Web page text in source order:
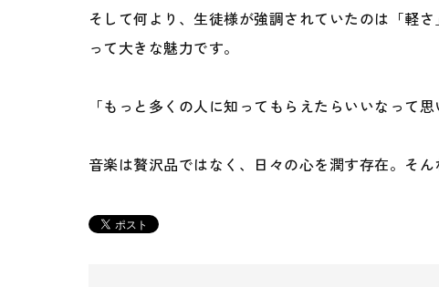
そして何より、生徒様が強調されていたのは「軽
って大きな魅力です。
「もっと多くの人に知ってもらえたらいいなって
音楽は贅沢品ではなく、日々の心を潤す存在。そ